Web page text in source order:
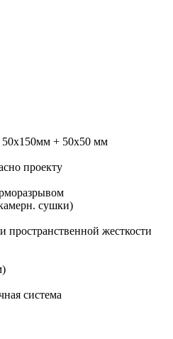
50х150мм + 50х50 мм
проекту
сушки)
пространственной жесткости
система